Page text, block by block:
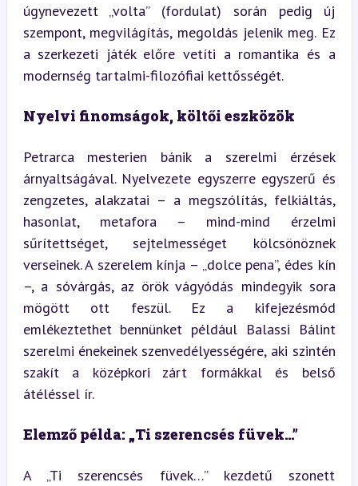
úgynevezett „volta” (fordulat) során pedig új
szempont, megvilágítás, megoldás jelenik meg. Ez
a szerkezeti játék előre vetíti a romantika és a
modernség tartalmi-filozófiai kettősségét.
Nyelvi finomságok, költői eszközök
Petrarca mesterien bánik a szerelmi érzések
árnyaltságával. Nyelvezete egyszerre egyszerű és
zengzetes, alakzatai – a megszólítás, felkiáltás,
hasonlat, metafora – mind-mind érzelmi
sűrítettséget, sejtelmességet kölcsönöznek
verseinek. A szerelem kínja – „dolce pena”, édes kín
–, a sóvárgás, az örök vágyódás mindegyik sora
mögött ott feszül. Ez a kifejezésmód
emlékeztethet bennünket például Balassi Bálint
szerelmi énekeinek szenvedélyességére, aki szintén
szakít a középkori zárt formákkal és belső
átéléssel ír.
Elemző példa: „Ti szerencsés füvek…”
A „Ti szerencsés füvek…” kezdetű szonett